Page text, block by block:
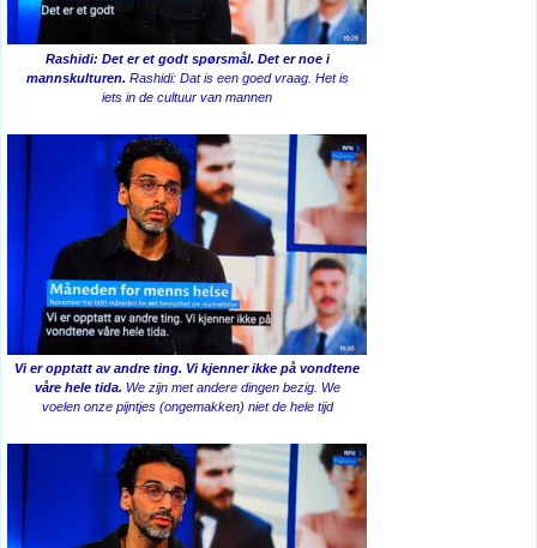
Rashidi: Det er et godt spørsmål. Det er noe i
mannskulturen. Rashidi: Dat is een goed vraag. Het is
iets in de cultuur van mannen
Vi er opptatt av andre ting. Vi kjenner ikke på vondtene
våre hele tida. We zijn met andere dingen bezig. We
voelen onze pijntjes (ongemakken) niet de hele tijd